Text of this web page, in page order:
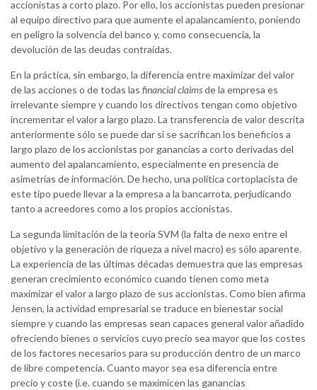
accionistas a corto plazo. Por ello, los accionistas pueden presionar
al equipo directivo para que aumente el apalancamiento, poniendo
en peligro la solvencia del banco y, como consecuencia, la
devolución de las deudas contraídas.
En la práctica, sin embargo, la diferencia entre maximizar del valor
de las acciones o de todas las financial claimsde la empresa es
irrelevante siempre y cuando los directivos tengan como objetivo
incrementar el valor a largo plazo. La transferencia de valor descrita
anteriormente sólo se puede dar si se sacrifican los beneficios a
largo plazo de los accionistas por ganancias a corto derivadas del
aumento del apalancamiento, especialmente en presencia de
asimetrías de información. De hecho, una política cortoplacista de
este tipo puede llevar a la empresa a la bancarrota, perjudicando
tanto a acreedores como a los propios accionistas.
La segunda limitación de la teoría SVM (la falta de nexo entre el
objetivo y la generación de riqueza a nivel macro) es sólo aparente.
La experiencia de las últimas décadas demuestra que las empresas
generan crecimiento económico cuando tienen como meta
maximizar el valor a largo plazo de sus accionistas. Como bien afirma
Jensen, la actividad empresarial se traduce en bienestar social
siempre y cuando las empresas sean capaces general valor añadido
ofreciendo bienes o servicios cuyo precio sea mayor que los costes
de los factores necesarios para su producción dentro de un marco
de libre competencia. Cuanto mayor sea esa diferencia entre
precio y coste (i.e. cuando se maximicen las ganancias